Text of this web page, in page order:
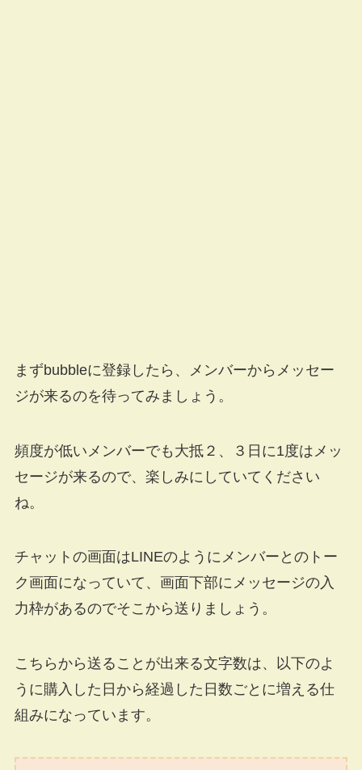
まずbubbleに登録したら、メンバーからメッセー
ジが来るのを待ってみましょう。
頻度が低いメンバーでも大抵２、３日に1度はメッ
セージが来るので、楽しみにしていてください
ね。
チャットの画面はLINEのようにメンバーとのトー
ク画面になっていて、画面下部にメッセージの入
力枠があるのでそこから送りましょう。
こちらから送ることが出来る文字数は、以下のよ
うに購入した日から経過した日数ごとに増える仕
組みになっています。